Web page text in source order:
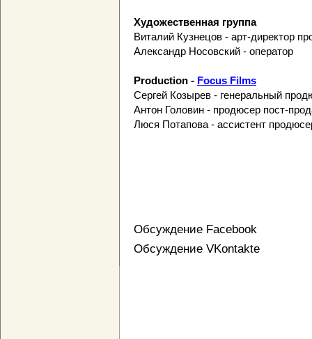
Художественная группа
Виталий Кузнецов - арт-директор
Александр Носовский - оператор
Production - Focus Films
Сергей Козырев - генеральный
Антон Головин - продюсер пост-
Люся Потапова - ассистент
Обсуждение Facebook
Обсуждение VKontakte